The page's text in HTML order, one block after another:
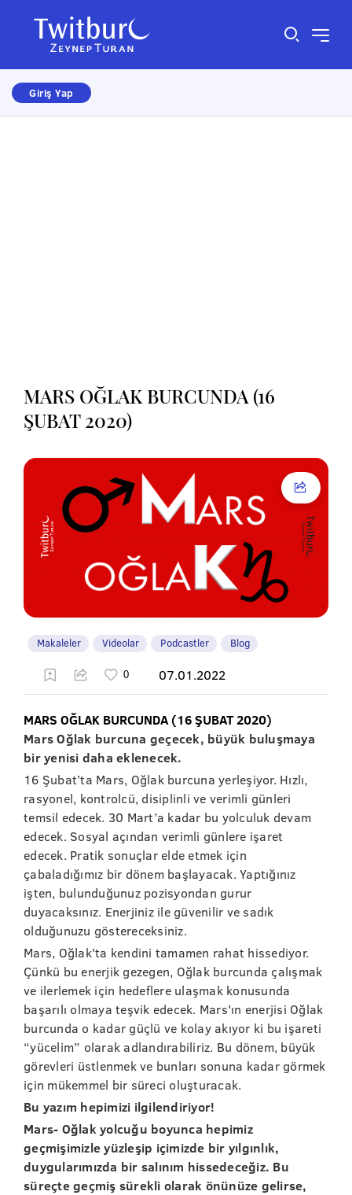
Giriş Yap
MARS OĞLAK BURCUNDA (16
ŞUBAT 2020)
Makaleler Videolar Podcastler Blog
07.01.2022
MARS OĞLAK BURCUNDA (16 ŞUBAT 2020)
Mars Oğlak burcuna geçecek, büyük buluşmaya
bir yenisi daha eklenecek.
16 Şubat’ta Mars, Oğlak burcuna yerleşiyor. Hızlı,
rasyonel, kontrolcü, disiplinli ve verimli günleri
temsil edecek. 30 Mart’a kadar bu yolculuk devam
edecek. Sosyal açından verimli günlere işaret
edecek. Pratik sonuçlar elde etmek için
çabaladığımız bir dönem başlayacak. Yaptığınız
işten, bulunduğunuz pozisyondan gurur
duyacaksınız. Enerjiniz ile güvenilir ve sadık
olduğunuzu göstereceksiniz.
Mars, Oğlak'ta kendini tamamen rahat hissediyor.
Çünkü bu enerjik gezegen, Oğlak burcunda çalışmak
ve ilerlemek için hedeflere ulaşmak konusunda
başarılı olmaya teşvik edecek. Mars'ın enerjisi Oğlak
burcunda o kadar güçlü ve kolay akıyor ki bu işareti
“yücelim” olarak adlandırabiliriz. Bu dönem, büyük
görevleri üstlenmek ve bunları sonuna kadar görmek
için mükemmel bir süreci oluşturacak.
Bu yazım hepimizi ilgilendiriyor!
Mars- Oğlak yolcuğu boyunca hepimiz
geçmişimizle yüzleşip içimizde bir yılgınlık,
duygularımızda bir salınım hissedeceğiz. Bu
süreçte geçmiş sürekli olarak önünüze gelirse,